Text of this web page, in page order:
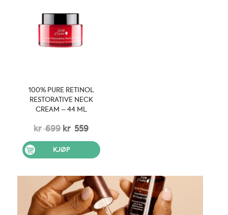
100% PURE RETINOL
RESTORATIVE NECK
CREAM – 44 ML
kr699 Opprinnelig
pris
var:
kr 559Nåværende
pris
er:
KJØP